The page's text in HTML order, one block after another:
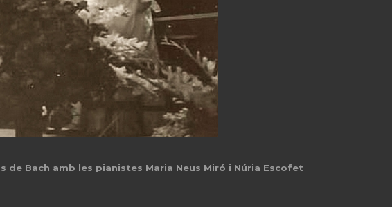
Bach amb les pianistes Maria Neus Miró i Núria Escofet